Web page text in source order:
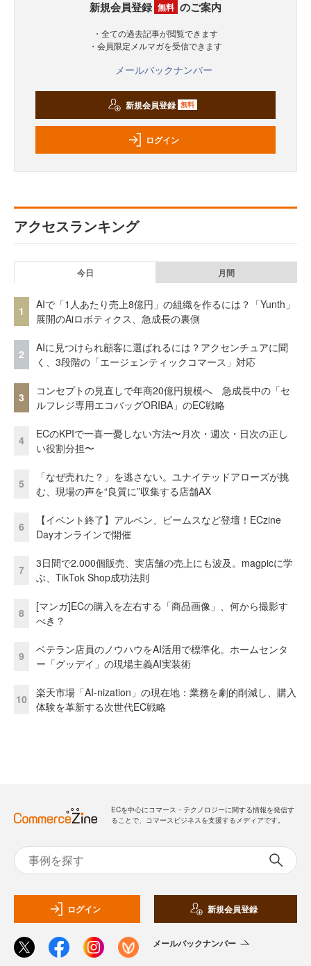
新規会員登録 無料 のご案内
・全ての過去記事が閲覧できます
・会員限定メルマガを受信できます
メールバックナンバー
新規会員登録 無料
ログイン
アクセスランキング
今日 月間
1
AIで「1人あたり売上8億円」の組織を作るには？「Yunth」
展開のAiロボティクス、急成長の裏側
2
AIに見つけられ顧客に選ばれるには？アクセンチュアに聞
く、3段階の「エージェンティックコマース」対応
3
コンセプトの見直しで年商20億円規模へ 急成長中の「セ
ルフレジ専用エコバッグORIBA」のEC戦略
4
ECのKPIで一喜一憂しない方法〜月次・週次・日次の正し
い役割分担〜
5
「なぜ売れた？」を逃さない。ユナイテッドアローズが挑
む、現場の声を“良質に”収集する店舗AX
6
【イベント終了】アルペン、ビームスなど登壇！ECzine
Dayオンラインで開催
7
3日間で2.000個販売、実店舗の売上にも波及。magpicに学
ぶ、TikTok Shop成功法則
8
[マンガ]ECの購入を左右する「商品画像」、何から撮影す
べき？
9
ベテラン店員のノウハウをAI活用で標準化。ホームセンタ
ー「グッデイ」の現場主義AI実装術
10
楽天市場「AI-nization」の現在地：業務を劇的削減し、購入
体験を革新する次世代EC戦略
ECを中心にコマース・テクノロジーに関する情報を発信す
ることで、コマースビジネスを支援するメディアです。
ログイン 新規会員登録
メールバックナンバー